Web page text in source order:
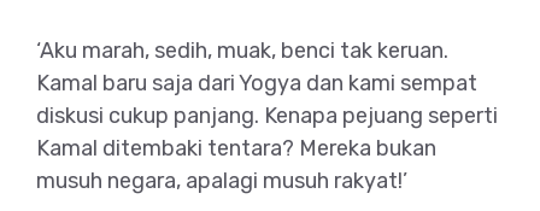
‘Aku marah, sedih, muak, benci tak keruan.
Kamal baru saja dari Yogya dan kami sempat
diskusi cukup panjang. Kenapa pejuang seperti
Kamal ditembaki tentara? Mereka bukan
musuh negara, apalagi musuh rakyat!’